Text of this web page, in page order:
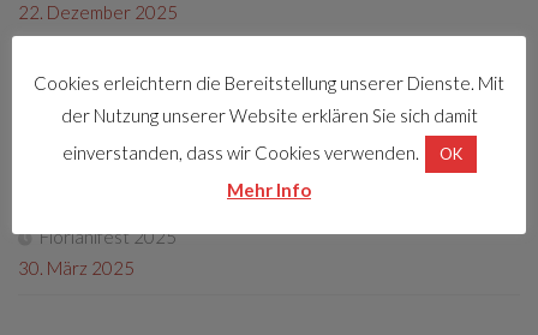
22. Dezember 2025
4. Oktober 2025
Fotos Florianifest 2025
Florianifest 2025
30. März 2025
Cookies erleichtern die Bereitstellung unserer Dienste. Mit
der Nutzung unserer Website erklären Sie sich damit
einverstanden, dass wir Cookies verwenden.
OK
Mehr Info